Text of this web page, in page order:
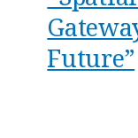
Future”